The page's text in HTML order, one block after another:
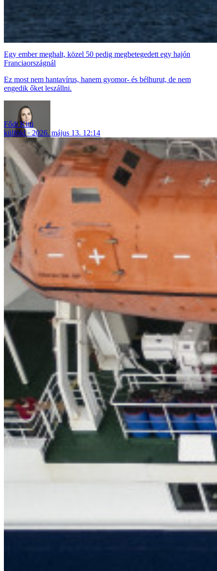
Egy ember meghalt, közel 50 pedig megbetegedett egy hajón
Franciaországnál
Ez most nem hantavírus, hanem gyomor- és bélhurut, de nem
engedik őket leszállni.
Fődi Kitti
külföld
2026. május 13. 12:14